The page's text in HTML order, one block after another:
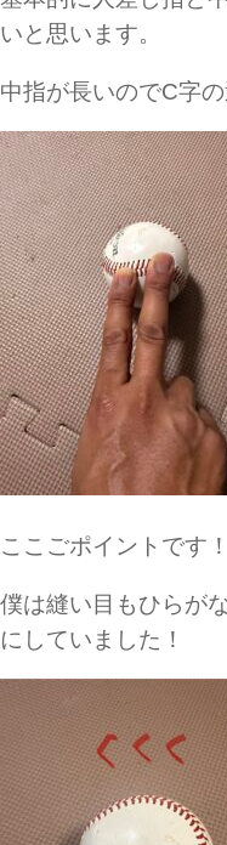
いと思います。
中指が長いのでC字
ここごポイントです！
僕は縫い目もひらが
にしていました！